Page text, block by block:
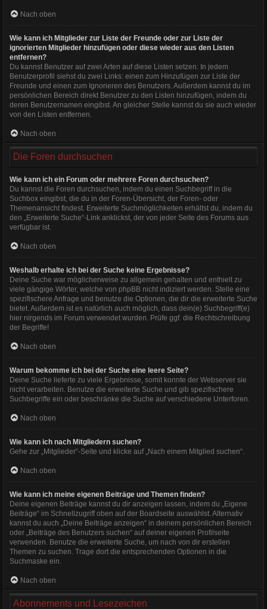
Nach oben
Wie kann ich Mitglieder zur Liste der Freunde oder zur Liste der
ignorierten Mitglieder hinzufügen oder diese wieder aus den Listen
entfernen?
Du kannst Benutzer auf zwei Arten auf diese Listen setzen: In jedem
Benutzerprofil siehst du zwei Links: einen zum Hinzufügen zur Liste der
Freunde und einen zum Ignorieren des Benutzers. Außerdem kannst du im
persönlichen Bereich direkt Benutzer zu den Listen hinzufügen, indem du
deren Benutzernamen eingibst. An gleicher Stelle kannst du sie auch wieder
von den Listen entfernen.
Nach oben
Die Foren durchsuchen
Wie kann ich ein Forum oder mehrere Foren durchsuchen?
Du kannst die Foren durchsuchen, indem du einen Suchbegriff in die
Suchbox eingibst, die du in der Foren-Übersicht, der Foren- oder
Themenansicht findest. Erweiterte Suchmöglichkeiten erhältst du, indem du
den „Erweiterte Suche“-Link anklickst, der von jeder Seite des Forums aus
verfügbar ist.
Nach oben
Weshalb erhalte ich bei der Suche keine Ergebnisse?
Deine Suche war möglicherweise zu allgemein gehalten und enthielt zu
viele gängige Wörter, welche von phpBB nicht indiziert werden. Stelle eine
spezifischere Anfrage und benutze die Optionen, die dir die erweiterte Suche
bietet. Außerdem ist es natürlich auch möglich, dass dein(e) Suchbegriff(e)
hier nirgends im Forum verwendet wurden. Prüfe ggf. die Rechtschreibung
der Begriffe!
Nach oben
Warum bekomme ich bei der Suche eine leere Seite?
Deine Suche lieferte zu viele Ergebnisse, somit konnte der Webserver sie
nicht verarbeiten. Benutze die erweiterte Suche und gib spezifischere
Suchbegriffe ein oder beschränke die Suche auf verschiedene Unterforen.
Nach oben
Wie kann ich nach Mitgliedern suchen?
Gehe zur „Mitglieder“-Seite und klicke auf „Nach einem Mitglied suchen“.
Nach oben
Wie kann ich meine eigenen Beiträge und Themen finden?
Deine eigenen Beiträge kannst du dir anzeigen lassen, indem du „Eigene
Beiträge“ im Schnellzugriff oben auf der Boardseite auswählst. Alternativ
kannst du auch „Deine Beiträge anzeigen“ in deinem persönlichen Bereich
oder „Beiträge des Benutzers suchen“ auf deiner eigenen Profilseite
verwenden. Benutze die erweiterte Suche, um nach von dir erstellen
Themen zu suchen. Trage dort die entsprechenden Optionen in die
Suchmaske ein.
Nach oben
Abonnements und Lesezeichen